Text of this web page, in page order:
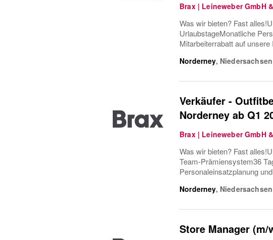
Brax | Leineweber GmbH
Was wir bieten? Fast
UrlaubstageMonatliche
Mitarbeiterrabatt auf
Norderney, Niedersachsen
Verkäufer -
Norderney ab Q1
Brax | Leineweber GmbH
Was wir bieten? Fast
Team-Prämiensystem36
Personaleinsatzplanung
Norderney, Niedersachsen
Store Manager